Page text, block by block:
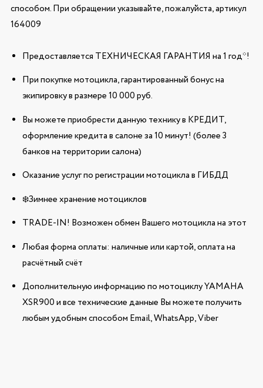
способом. При обращении указывайте, пожалуйста, артикул
164009
Предоставляется ТЕХНИЧЕСКАЯ ГАРАНТИЯ на 1 год*!
При покупке мотоцикла, гарантированный бонус на
экипировку в размере 10 000 руб.
Вы можете приобрести данную технику в КРЕДИТ,
оформление кредита в салоне за 10 минут! (более 3
банков на территории салона)
Оказание услуг по регистрации мотоцикла в ГИБДД
❄️Зимнее хранение мотоциклов
TRADE-IN! Возможен обмен Вашего мотоцикла на этот
Любая форма оплаты: наличные или картой, оплата на
расчётный счёт
Дополнительную информацию по мотоциклу YAMAHA
XSR900 и все технические данные Вы можете получить
любым удобным способом Email, WhatsApp, Viber